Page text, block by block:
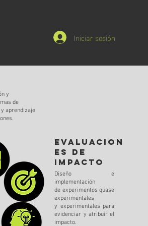
Iniciar sesión
y
de
aprendizaje
Evaluacion
es de
impacto
Diseño e
implementación
de experimentos quase
experimentales
y experimentales para
evidenciar y atribuir el
impacto.